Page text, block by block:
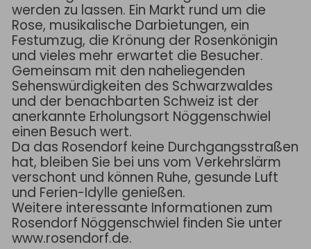
werden zu lassen. Ein Markt rund um die
Rose, musikalische Darbietungen, ein
Festumzug, die Krönung der Rosenkönigin
und vieles mehr erwartet die Besucher.
Gemeinsam mit den naheliegenden
Sehenswürdigkeiten des Schwarzwaldes
und der benachbarten Schweiz ist der
anerkannte Erholungsort Nöggenschwiel
einen Besuch wert.
Da das Rosendorf keine Durchgangsstraßen
hat, bleiben Sie bei uns vom Verkehrslärm
verschont und können Ruhe, gesunde Luft
und Ferien-Idylle genießen.
Weitere interessante Informationen zum
Rosendorf Nöggenschwiel finden Sie unter
www.rosendorf.de.